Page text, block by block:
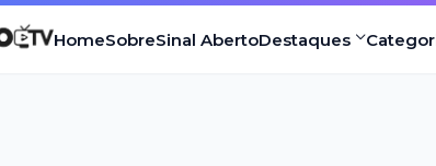
HomeSobreSinal AbertoDestaques